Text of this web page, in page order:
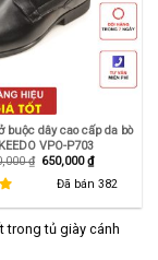
buộc dây cao cấp da bò
VPO-P703
₫ Giá
650,000₫Giá
hiện
tại
Đã bán 382
trong tủ giày cánh